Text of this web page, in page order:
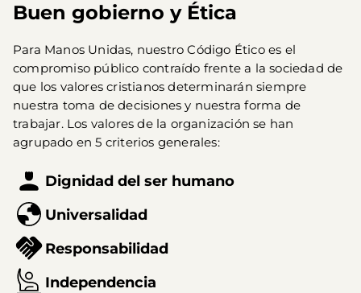
Buen gobierno y Ética
Para Manos Unidas, nuestro Código Ético es el
compromiso público contraído frente a la sociedad de
que los valores cristianos determinarán siempre
nuestra toma de decisiones y nuestra forma de
trabajar. Los valores de la organización se han
agrupado en 5 criterios generales:
Dignidad del ser humano
Universalidad
Responsabilidad
Independencia